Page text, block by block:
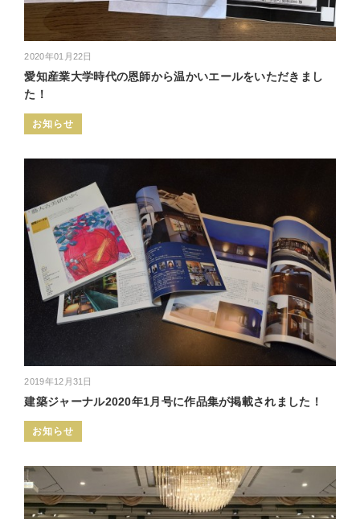
2020年01月22日
愛知産業大学時代の恩師から温かいエールをいただきまし
た！
お知らせ
2019年12月31日
建築ジャーナル2020年1月号に作品集が掲載されました！
お知らせ